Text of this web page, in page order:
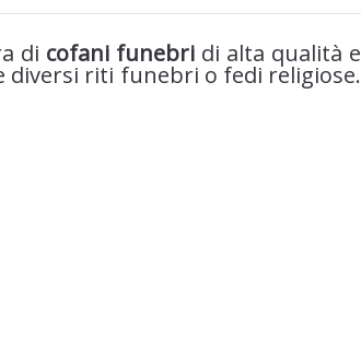
di cofani funebri di alta qualità e
diversi riti funebri o fedi religiose.